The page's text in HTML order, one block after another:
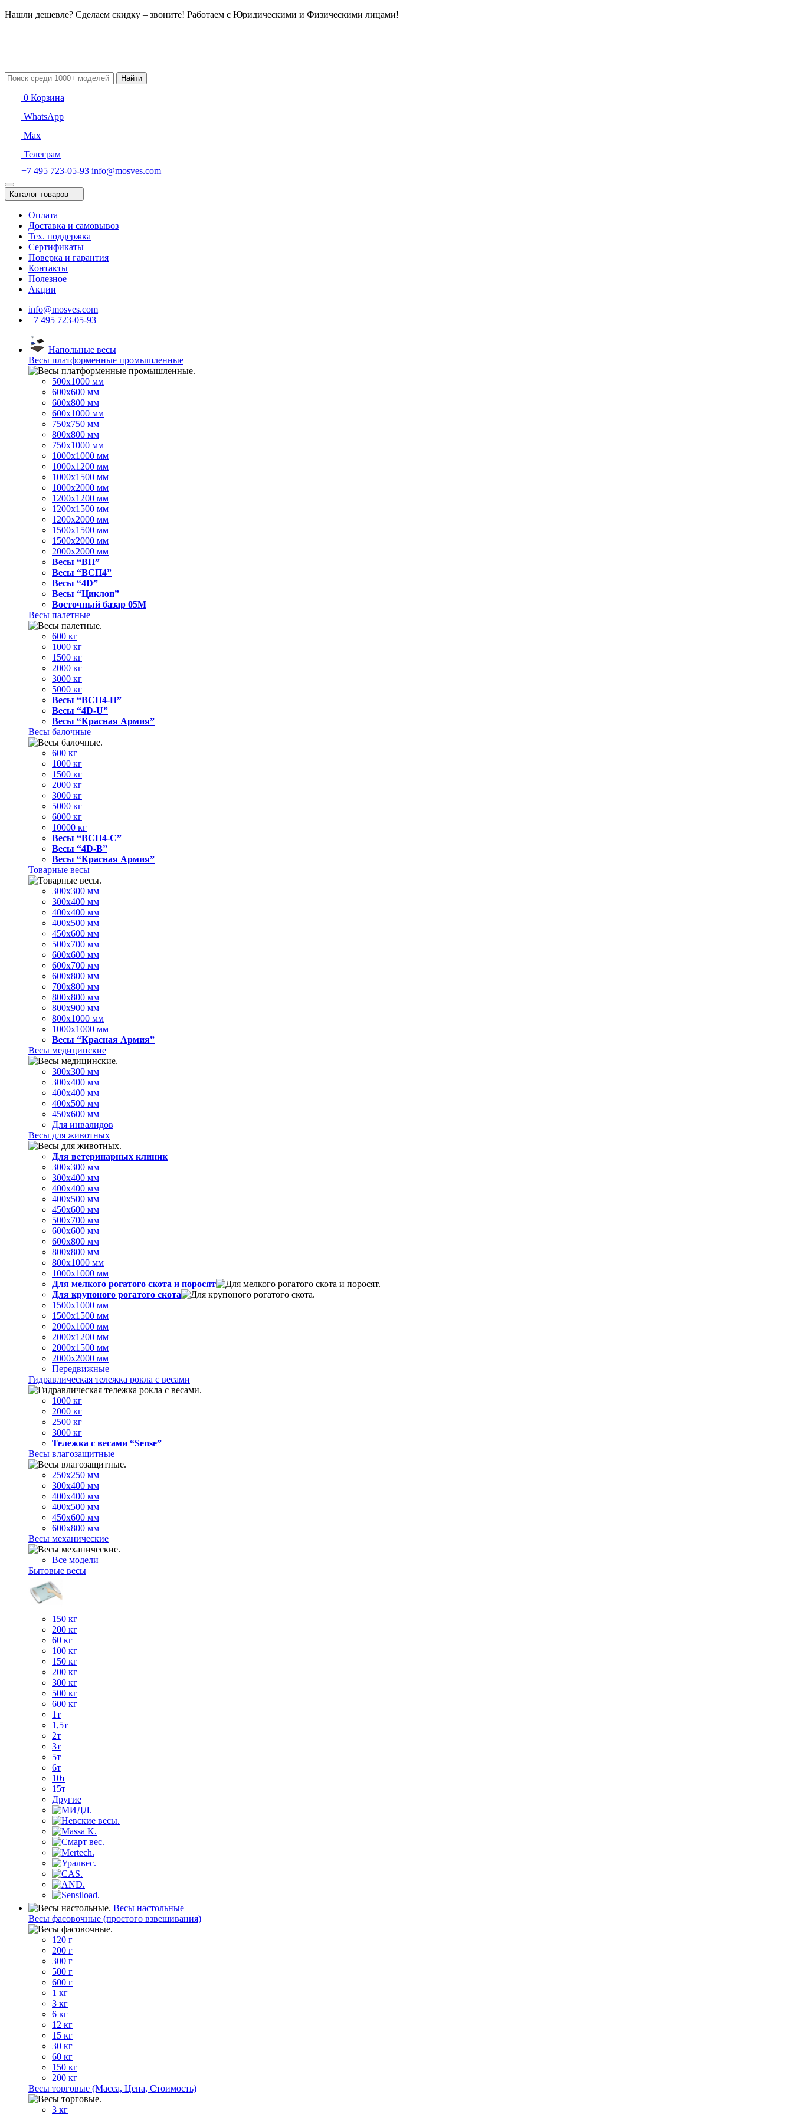
Нашли дешевле? Сделаем скидку – звоните! Работаем с Юридическими и Физическими лицами!
Найти
0 Корзина
WhatsApp
Max
Телеграм
+7 495 723-05-93 info@mosves.com
Каталог товаров
Оплата
Доставка и самовывоз
Тех. поддержка
Сертификаты
Поверка и гарантия
Контакты
Полезное
Акции
info@mosves.com
+7 495 723-05-93
Напольные весы
Весы платформенные промышленные
500x1000 мм
600x600 мм
600x800 мм
600x1000 мм
750x750 мм
800x800 мм
750x1000 мм
1000x1000 мм
1000x1200 мм
1000x1500 мм
1000x2000 мм
1200x1200 мм
1200x1500 мм
1200x2000 мм
1500x1500 мм
1500x2000 мм
2000x2000 мм
Весы “ВП”
Весы “ВСП4”
Весы “4D”
Весы “Циклоп”
Восточный базар 05M
Весы палетные
600 кг
1000 кг
1500 кг
2000 кг
3000 кг
5000 кг
Весы “ВСП4-П”
Весы “4D-U”
Весы “Красная Армия”
Весы балочные
600 кг
1000 кг
1500 кг
2000 кг
3000 кг
5000 кг
6000 кг
10000 кг
Весы “ВСП4-С”
Весы “4D-В”
Весы “Красная Армия”
Товарные весы
300х300 мм
300х400 мм
400х400 мм
400х500 мм
450х600 мм
500х700 мм
600х600 мм
600х700 мм
600х800 мм
700х800 мм
800х800 мм
800х900 мм
800х1000 мм
1000х1000 мм
Весы “Красная Армия”
Весы медицинские
300х300 мм
300х400 мм
400х400 мм
400х500 мм
450х600 мм
Для инвалидов
Весы для животных
Для ветеринарных клиник
300х300 мм
300х400 мм
400х400 мм
400х500 мм
450х600 мм
500х700 мм
600х600 мм
600х800 мм
800х800 мм
800х1000 мм
1000х1000 мм
Для мелкого рогатого скота и поросят
Для крупоного рогатого скота
1500х1000 мм
1500х1500 мм
2000х1000 мм
2000х1200 мм
2000х1500 мм
2000х2000 мм
Передвижные
Гидравлическая тележка рокла с весами
1000 кг
2000 кг
2500 кг
3000 кг
Тележка с весами “Sense”
Весы влагозащитные
250х250 мм
300х400 мм
400х400 мм
400х500 мм
450х600 мм
600х800 мм
Весы механические
Все модели
Бытовые весы
150 кг
200 кг
60 кг
100 кг
150 кг
200 кг
300 кг
500 кг
600 кг
1т
1,5т
2т
3т
5т
6т
10т
15т
Другие
Весы настольные
Весы фасовочные (простого взвешивания)
120 г
200 г
300 г
500 г
600 г
1 кг
3 кг
6 кг
12 кг
15 кг
30 кг
60 кг
150 кг
200 кг
Весы торговые (Масса, Цена, Стоимость)
3 кг